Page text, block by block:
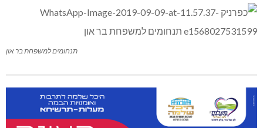
תנחומים למשפחת בר און